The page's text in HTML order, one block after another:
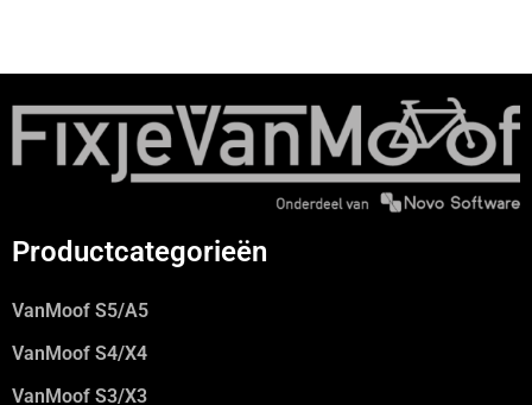
Productcategorieën
VanMoof S5/A5
VanMoof S4/X4
VanMoof S3/X3